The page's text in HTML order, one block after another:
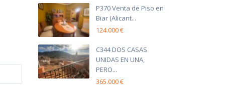
P370 Venta de Piso en
Biar (Alicant...
124.000 €
C344 DOS CASAS
UNIDAS EN UNA,
PERO...
365.000 €